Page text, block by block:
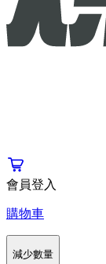
會員登入
購物車
減少數量